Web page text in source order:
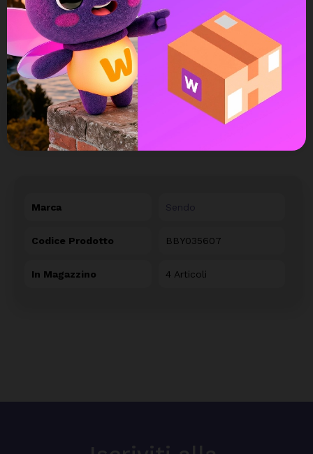
Possibilità di reso e rimborso
DETTAGLI DEL PRODOTTO
Marca Sendo
Codice Prodotto BBY035607
In Magazzino 4 Articoli